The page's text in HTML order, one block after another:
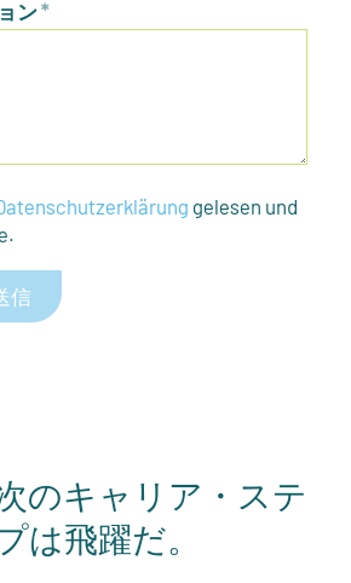
ン*
gelesen und
信
のキャリア・ステ
は飛躍だ。